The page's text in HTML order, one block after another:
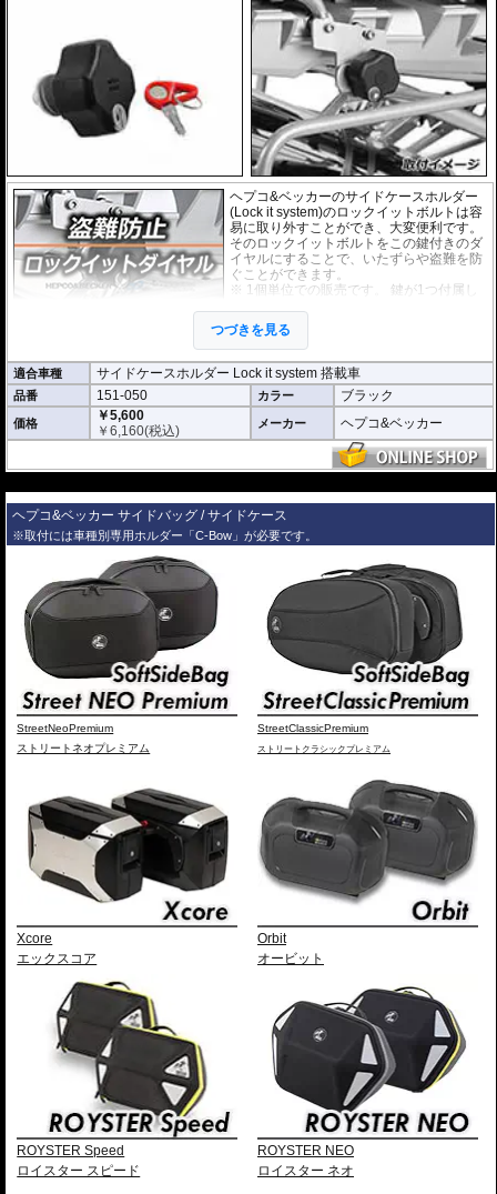
ヘプコ&ベッカーのサイドケースホルダー
(Lock it system)のロックイットボルトは容
易に取り外すことができ、大変便利です。
そのロックイットボルトをこの鍵付きのダ
イヤルにすることで、いたずらや盗難を防
ぐことができます。
※ 1個単位での販売です。 鍵が1つ付属し
つづきを見る
適合車種 サイドケースホルダー Lock it system 搭載車
品番 151-050 カラー ブラック
価格
￥5,600
￥6,160(税込) メーカー ヘプコ&ベッカー
ヘプコ&ベッカー サイドバッグ / サイドケース
※取付には車種別専用ホルダー「C-Bow」が必要です。
StreetNeoPremium
ストリートネオプレミアム
StreetClassicPremium
ストリートクラシックプレミアム
Xcore
エックスコア
Orbit
オービット
ROYSTER Speed
ロイスター スピード
ROYSTER NEO
ロイスター ネオ